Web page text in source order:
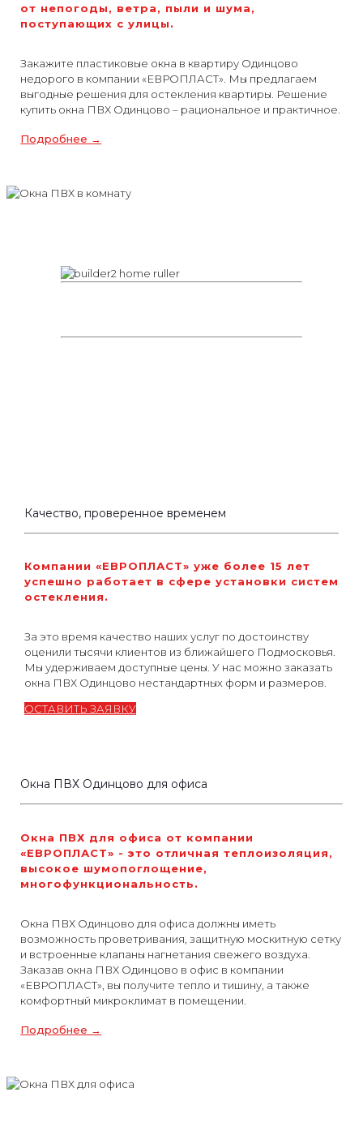
от непогоды, ветра, пыли и шума,
поступающих с улицы.
Закажите пластиковые окна в квартиру Одинцово
недорого в компании «ЕВРОПЛАСТ». Мы предлагаем
выгодные решения для остекления квартиры. Решение
купить окна ПВХ Одинцово – рациональное и практичное.
Подробнее →
Качество, проверенное временем
Компании «ЕВРОПЛАСТ» уже более 15 лет
успешно работает в сфере установки систем
остекления.
За это время качество наших услуг по достоинству
оценили тысячи клиентов из ближайшего Подмосковья.
Мы удерживаем доступные цены. У нас можно заказать
окна ПВХ Одинцово нестандартных форм и размеров.
ОСТАВИТЬ ЗАЯВКУ
Окна ПВХ Одинцово для офиса
Окна ПВХ для офиса от компании
«ЕВРОПЛАСТ» - это отличная теплоизоляция,
высокое шумопоглощение,
многофункциональность.
Окна ПВХ Одинцово для офиса должны иметь
возможность проветривания, защитную москитную сетку
и встроенные клапаны нагнетания свежего воздуха.
Заказав окна ПВХ Одинцово в офис в компании
«ЕВРОПЛАСТ», вы получите тепло и тишину, а также
комфортный микроклимат в помещении.
Подробнее →